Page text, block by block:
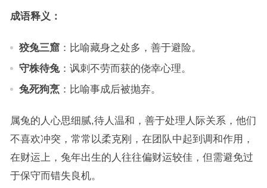
成语释义：
狡兔三窟：比喻藏身之处多，善于避险。
守株待兔：讽刺不劳而获的侥幸心理。
兔死狗烹：比喻事成后被抛弃。
属兔的人心思细腻,待人温和，善于处理人际关系，他们
不喜欢冲突，常常以柔克刚，在团队中起到调和作用，
在财运上，兔年出生的人往往偏财运较佳，但需避免过
于保守而错失良机。